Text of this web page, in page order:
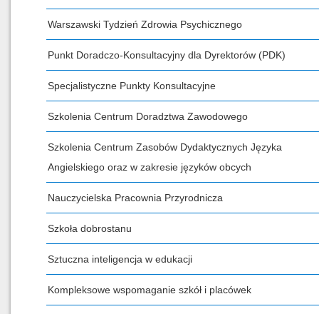
Warszawski Tydzień Zdrowia Psychicznego
Punkt Doradczo-Konsultacyjny dla Dyrektorów (PDK)
Specjalistyczne Punkty Konsultacyjne
Szkolenia Centrum Doradztwa Zawodowego
Szkolenia Centrum Zasobów Dydaktycznych Języka
Angielskiego oraz w zakresie języków obcych
Nauczycielska Pracownia Przyrodnicza
Szkoła dobrostanu
Sztuczna inteligencja w edukacji
Kompleksowe wspomaganie szkół i placówek